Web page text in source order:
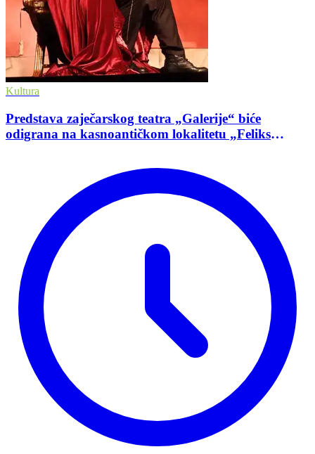
Kultura
Predstava zaječarskog teatra „Galerije“ biće
odigrana na kasnoantičkom lokalitetu „Feliks